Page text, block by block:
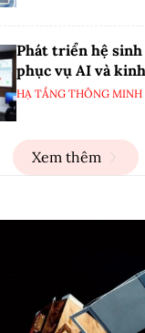
Phát triển hệ sinh
phục vụ AI và
HẠ TẦNG THÔNG MINH
Xem thêm